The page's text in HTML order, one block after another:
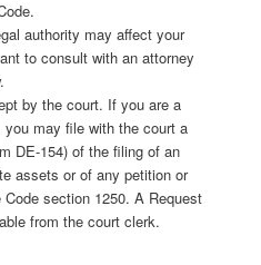
authority may affect your
to consult with an attorney
by the court. If you are a
may file with the court a
DE-154) of the filing of an
assets or of any petition or
section 1250. A Request
from the court clerk.